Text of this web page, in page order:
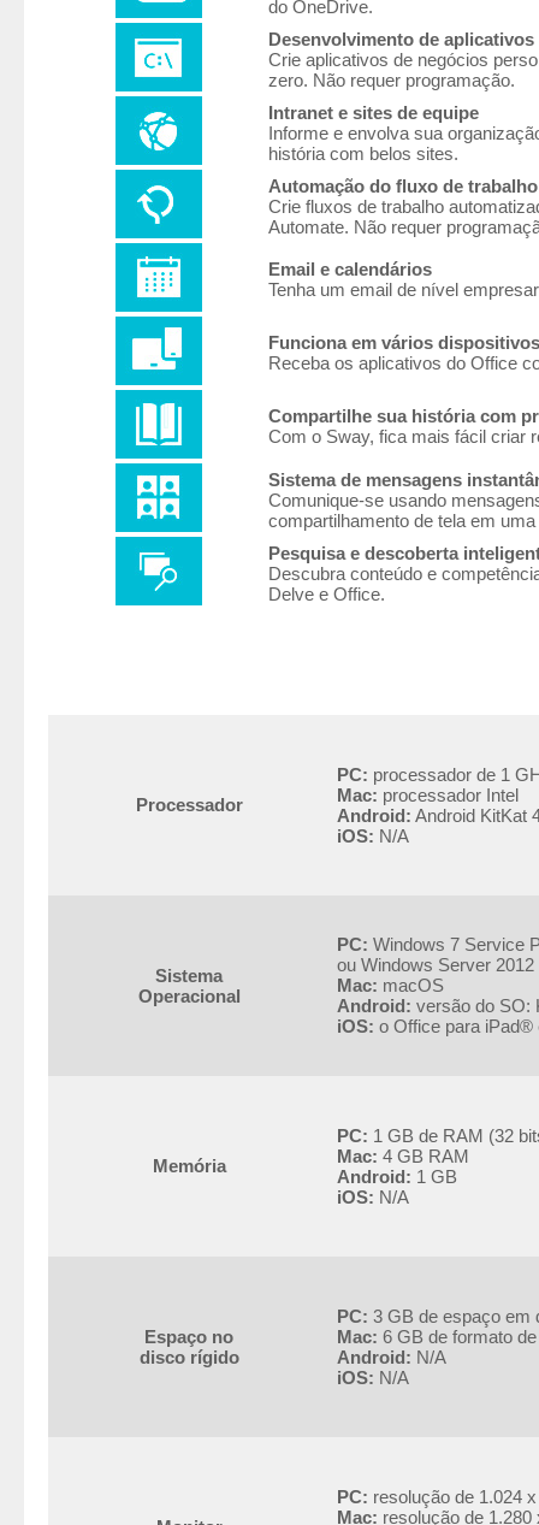
do OneDrive.
Desenvolvimento de aplicativos
Crie aplicativos de negócios
zero. Não requer programação.
Intranet e sites de equipe
Informe e envolva sua
história com belos sites.
Automação do fluxo de trabalho
Crie fluxos de trabalho
Automate. Não requer
Email e calendários
Tenha um email de nível
Funciona em vários dispositivos
Receba os aplicativos do Office
Compartilhe sua história com
Com o Sway, fica mais fácil criar
Sistema de mensagens
Comunique-se usando
compartilhamento de tela em uma
Pesquisa e descoberta
Descubra conteúdo e
Delve e Office.
Processador
PC: processador de 1
Mac: processador Intel
Android: Android KitKat
iOS: N/A
Sistema
Operacional
PC: Windows 7 Service
ou Windows Server 2012
Mac: macOS
Android: versão do SO:
iOS: o Office para iPad®
Memória
PC: 1 GB de RAM (32
Mac: 4 GB RAM
Android: 1 GB
iOS: N/A
Espaço no
disco rígido
PC: 3 GB de espaço em
Mac: 6 GB de formato
Android: N/A
iOS: N/A
PC: resolução de 1.024
Mac: resolução de 1.280